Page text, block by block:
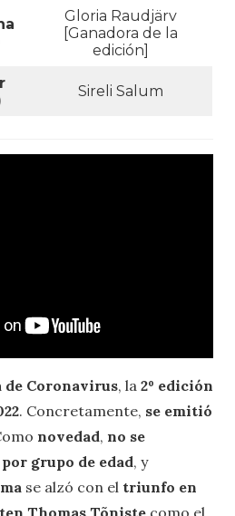
Gloria Raudjärv
[Ganadora de la
edición]
Sireli Salum
de Coronavirus, la 2º edición
. Concretamente, se emitió
novedad, no se
grupo de edad, y
se alzó con el triunfo en
Thomas Tõniste como el